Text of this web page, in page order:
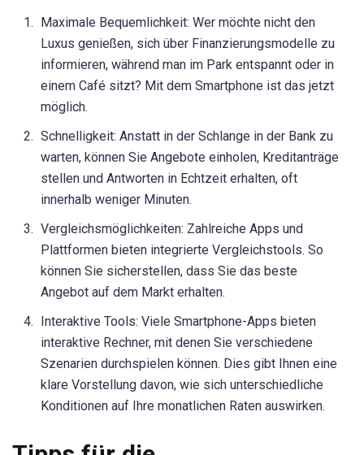
Maximale Bequemlichkeit: Wer möchte nicht den
Luxus genießen, sich über Finanzierungsmodelle zu
informieren, während man im Park entspannt oder in
einem Café sitzt? Mit dem Smartphone ist das jetzt
möglich.
Schnelligkeit: Anstatt in der Schlange in der Bank zu
warten, können Sie Angebote einholen, Kreditanträge
stellen und Antworten in Echtzeit erhalten, oft
innerhalb weniger Minuten.
Vergleichsmöglichkeiten: Zahlreiche Apps und
Plattformen bieten integrierte Vergleichstools. So
können Sie sicherstellen, dass Sie das beste
Angebot auf dem Markt erhalten.
Interaktive Tools: Viele Smartphone-Apps bieten
interaktive Rechner, mit denen Sie verschiedene
Szenarien durchspielen können. Dies gibt Ihnen eine
klare Vorstellung davon, wie sich unterschiedliche
Konditionen auf Ihre monatlichen Raten auswirken.